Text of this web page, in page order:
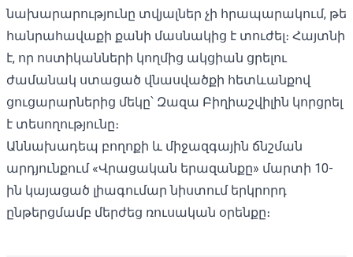
նախարարությունը տվյալներ չի հրապարակում, թե
հանրահավաքի քանի մասնակից է տուժել։ Հայտնի
է, որ ոստիկանների կողմից ակցիան ցրելու
ժամանակ ստացած վնասվածքի հետևանքով
ցուցարարներից մեկը՝ Զազա Բիղիաշվիլին կորցրել
է տեսողությունը։
Աննախադեպ բողոքի և միջազգային ճնշման
արդյունքում «Վրացական երազանքը» մարտի 10-
ին կայացած լիագումար նիստում երկրորդ
ընթերցմամբ մերժեց ռուսական օրենքը։